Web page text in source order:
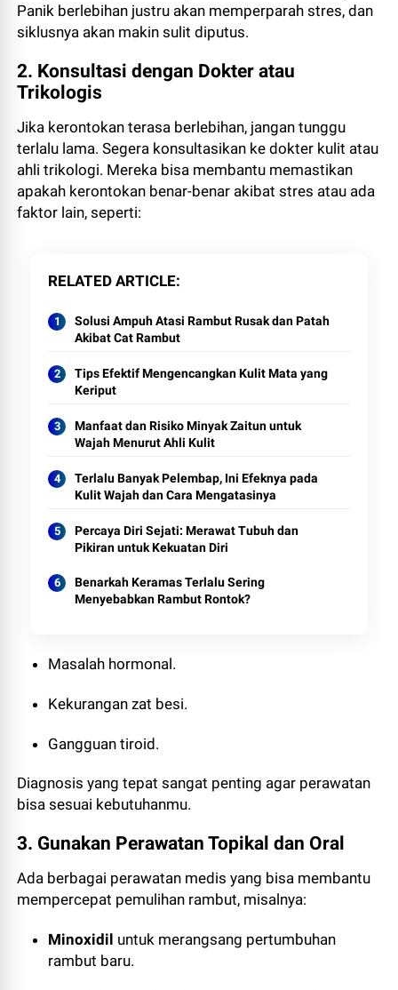
Panik berlebihan justru akan memperparah stres, dan
siklusnya akan makin sulit diputus.
2. Konsultasi dengan Dokter atau
Trikologis
Jika kerontokan terasa berlebihan, jangan tunggu
terlalu lama. Segera konsultasikan ke dokter kulit atau
ahli trikologi. Mereka bisa membantu memastikan
apakah kerontokan benar-benar akibat stres atau ada
faktor lain, seperti:
RELATED ARTICLE
Solusi Ampuh Atasi Rambut Rusak dan Patah
Akibat Cat Rambut
Tips Efektif Mengencangkan Kulit Mata yang
Keriput
Manfaat dan Risiko Minyak Zaitun untuk
Wajah Menurut Ahli Kulit
Terlalu Banyak Pelembap, Ini Efeknya pada
Kulit Wajah dan Cara Mengatasinya
Percaya Diri Sejati: Merawat Tubuh dan
Pikiran untuk Kekuatan Diri
Benarkah Keramas Terlalu Sering
Menyebabkan Rambut Rontok?
Masalah hormonal.
Kekurangan zat besi.
Gangguan tiroid.
Diagnosis yang tepat sangat penting agar perawatan
bisa sesuai kebutuhanmu.
3. Gunakan Perawatan Topikal dan Oral
Ada berbagai perawatan medis yang bisa membantu
mempercepat pemulihan rambut, misalnya:
Minoxidil untuk merangsang pertumbuhan
rambut baru.